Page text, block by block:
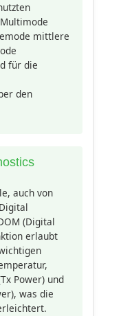
mittlere
für die
den
auch von
(Digital
erlaubt
Power) und
was die